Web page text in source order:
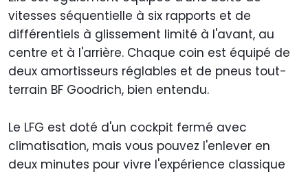
vitesses séquentielle à six rapports et de
différentiels à glissement limité à l'avant, au
centre et à l'arrière. Chaque coin est équipé de
deux amortisseurs réglables et de pneus tout-
terrain BF Goodrich, bien entendu.
Le LFG est doté d'un cockpit fermé avec
climatisation, mais vous pouvez l'enlever en
deux minutes pour vivre l'expérience classique